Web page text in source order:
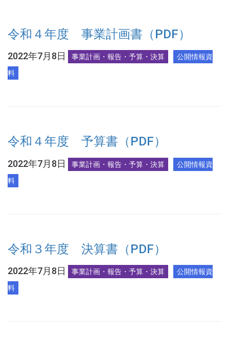
令和４年度 事業計画書（PDF）
2022年7月8日 事業計画・報告・予算・決算
公開情報資
料
令和４年度 予算書（PDF）
2022年7月8日 事業計画・報告・予算・決算
公開情報資
料
令和３年度 決算書（PDF）
2022年7月8日 事業計画・報告・予算・決算
公開情報資
料